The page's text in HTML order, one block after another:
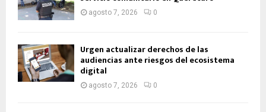
agosto 7, 2026 0
Urgen actualizar derechos de las
audiencias ante riesgos del ecosistema
digital
agosto 7, 2026 0